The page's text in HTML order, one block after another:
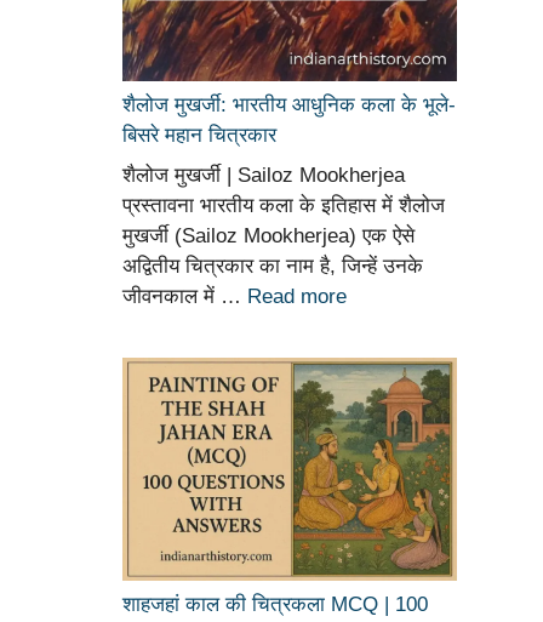
शैलोज मुखर्जी: भारतीय आधुनिक कला के भूले-
बिसरे महान चित्रकार
शैलोज मुखर्जी | Sailoz Mookherjea
प्रस्तावना भारतीय कला के इतिहास में शैलोज
मुखर्जी (Sailoz Mookherjea) एक ऐसे
अद्वितीय चित्रकार का नाम है, जिन्हें उनके
जीवनकाल में … Read more
शाहजहां काल की चित्रकला MCQ | 100